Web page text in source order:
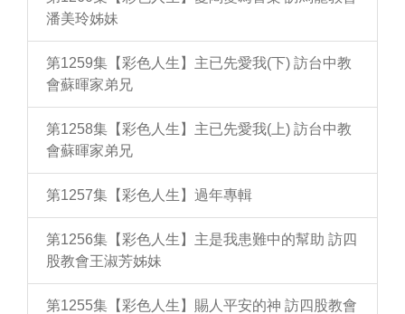
潘美玲姊妹
第1259集【彩色人生】主已先愛我(下) 訪台中教
會蘇暉家弟兄
第1258集【彩色人生】主已先愛我(上) 訪台中教
會蘇暉家弟兄
第1257集【彩色人生】過年專輯
第1256集【彩色人生】主是我患難中的幫助 訪四
股教會王淑芳姊妹
第1255集【彩色人生】賜人平安的神 訪四股教會